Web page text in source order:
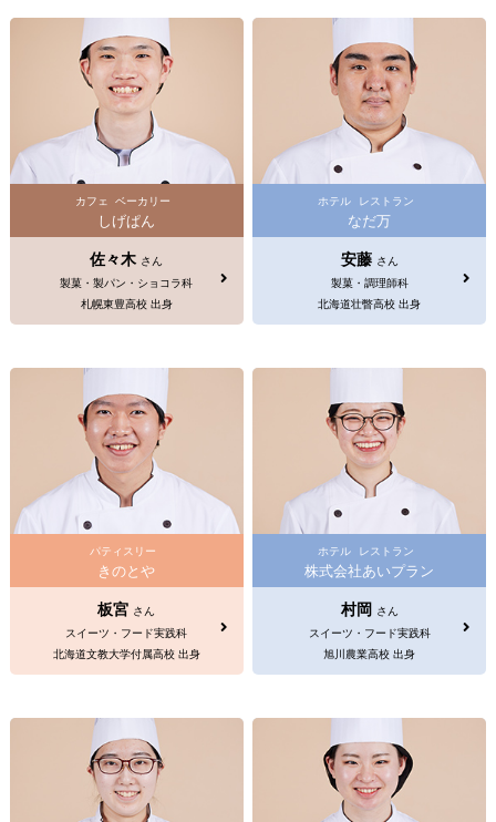
カフェ ベーカリー
しげぱん
佐々木 さん
製菓・製パン・ショコラ科
札幌東豊高校 出身
ホテル レストラン
なだ万
安藤 さん
製菓・調理師科
北海道壮瞥高校 出身
パティスリー
きのとや
板宮 さん
スイーツ・フード実践科
北海道文教大学付属高校 出身
ホテル レストラン
株式会社あいプラン
村岡
さん
スイーツ・フード実践科
旭川農業高校 出身